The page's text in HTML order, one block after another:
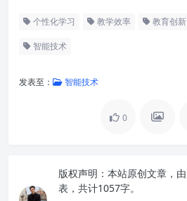
个性化学习 教学效率 教育创新
智能技术
发表至： 智能技术
0
版权声明： 本站原创文章，由
表，共计1057字。